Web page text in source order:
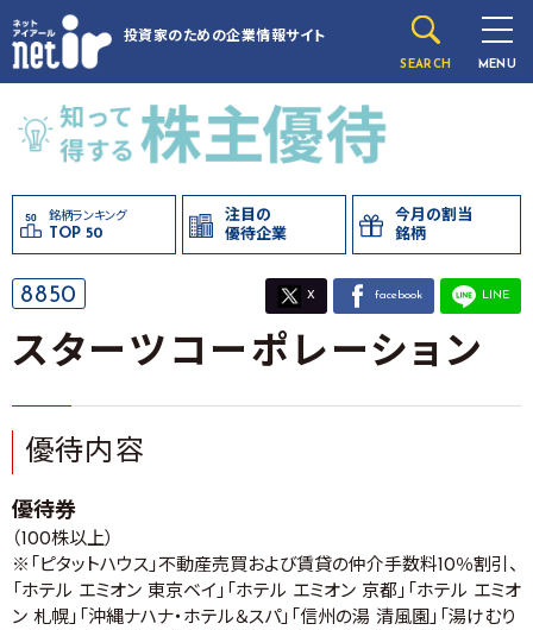
投資家のための企業情報サイト
SEARCH MENU
銘柄ランキング
TOP 50
注目の
優待企業
今月の割当
銘柄
8850 X facebook LINE
スターツコーポレーション
優待内容
優待券
（100株以上）
※「ピタットハウス」不動産売買および賃貸の仲介手数料10％割引、
「ホテル エミオン 東京ベイ」「ホテル エミオン 京都」「ホテル エミオ
ン 札幌」「沖縄ナハナ・ホテル＆スパ」「信州の湯 清風園」「湯けむり